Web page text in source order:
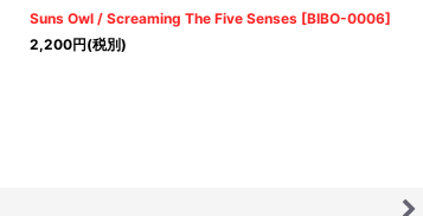
Suns Owl / Screaming The Five Senses [BIBO-0006]
2,200円(税別)